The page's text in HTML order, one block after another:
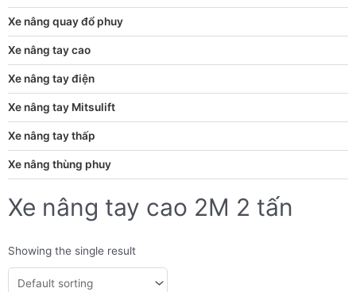
Xe nâng quay đổ phuy
Xe nâng tay cao
Xe nâng tay điện
Xe nâng tay Mitsulift
Xe nâng tay thấp
Xe nâng thùng phuy
Xe nâng tay cao 2M 2 tấn
Showing the single result